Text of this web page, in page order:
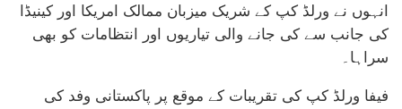
انہوں نے ورلڈ کپ کے شریک میزبان ممالک امریکا اور کینیڈا
کی جانب سے کی جانے والی تیاریوں اور انتظامات کو بھی
سراہا۔
فیفا ورلڈ کپ کی تقریبات کے موقع پر پاکستانی وفد کی